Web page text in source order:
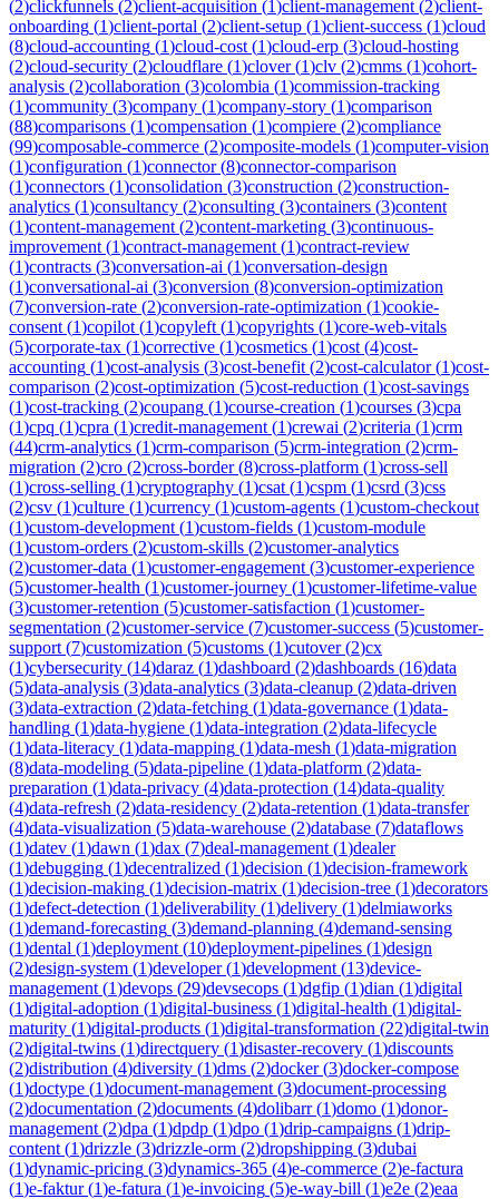
(2)clickfunnels (2)client-acquisition (1)client-management (2)client-
onboarding (1)client-portal (2)client-setup (1)client-success (1)cloud
(8)cloud-accounting (1)cloud-cost (1)cloud-erp (3)cloud-hosting
(2)cloud-security (2)cloudflare (1)clover(1)clv (2)cmms (1)cohort-
analysis (2)collaboration (3)colombia (1)commission-tracking
(1)community (3)company (1)company-story (1)comparison
(88)comparisons (1)compensation (1)compiere (2)compliance
(99)composable-commerce (2)composite-models (1)computer-vision
(1)configuration (1)connector(8)connector-comparison
(1)connectors (1)consolidation (3)construction (2)construction-
analytics (1)consultancy (2)consulting (3)containers (3)content
(1)content-management (2)content-marketing (3)continuous-
improvement (1)contract-management (1)contract-review
(1)contracts (3)conversation-ai (1)conversation-design
(1)conversational-ai (3)conversion (8)conversion-optimization
(7)conversion-rate (2)conversion-rate-optimization (1)cookie-
consent (1)copilot (1)copyleft (1)copyrights (1)core-web-vitals
(5)corporate-tax (1)corrective (1)cosmetics (1)cost (4)cost-
accounting (1)cost-analysis (3)cost-benefit (2)cost-calculator(1)cost-
comparison (2)cost-optimization (5)cost-reduction (1)cost-savings
(1)cost-tracking (2)coupang (1)course-creation (1)courses (3)cpa
(1)cpq (1)cpra (1)credit-management (1)crewai (2)criteria (1)crm
(44)crm-analytics (1)crm-comparison (5)crm-integration (2)crm-
migration (2)cro (2)cross-border(8)cross-platform (1)cross-sell
(1)cross-selling (1)cryptography (1)csat (1)cspm (1)csrd (3)css
(2)csv (1)culture (1)currency (1)custom-agents (1)custom-checkout
(1)custom-development (1)custom-fields (1)custom-module
(1)custom-orders (2)custom-skills (2)customer-analytics
(2)customer-data (1)customer-engagement (3)customer-experience
(5)customer-health (1)customer-journey (1)customer-lifetime-value
(3)customer-retention (5)customer-satisfaction (1)customer-
segmentation (2)customer-service (7)customer-success (5)customer-
support (7)customization (5)customs (1)cutover(2)cx
(1)cybersecurity (14)daraz (1)dashboard (2)dashboards (16)data
(5)data-analysis (3)data-analytics (3)data-cleanup (2)data-driven
(3)data-extraction (2)data-fetching (1)data-governance (1)data-
handling (1)data-hygiene (1)data-integration (2)data-lifecycle
(1)data-literacy (1)data-mapping (1)data-mesh (1)data-migration
(8)data-modeling (5)data-pipeline (1)data-platform (2)data-
preparation (1)data-privacy (4)data-protection (14)data-quality
(4)data-refresh (2)data-residency (2)data-retention (1)data-transfer
(4)data-visualization (5)data-warehouse (2)database (7)dataflows
(1)datev (1)dawn (1)dax (7)deal-management (1)dealer
(1)debugging (1)decentralized (1)decision (1)decision-framework
(1)decision-making (1)decision-matrix (1)decision-tree (1)decorators
(1)defect-detection (1)deliverability (1)delivery (1)delmiaworks
(1)demand-forecasting (3)demand-planning (4)demand-sensing
(1)dental (1)deployment (10)deployment-pipelines (1)design
(2)design-system (1)developer(1)development (13)device-
management (1)devops (29)devsecops (1)dgfip (1)dian (1)digital
(1)digital-adoption (1)digital-business (1)digital-health (1)digital-
maturity (1)digital-products (1)digital-transformation (22)digital-twin
(2)digital-twins (1)directquery (1)disaster-recovery (1)discounts
(2)distribution (4)diversity (1)dms (2)docker(3)docker-compose
(1)doctype (1)document-management (3)document-processing
(2)documentation (2)documents (4)dolibarr(1)domo (1)donor-
management (2)dpa (1)dpdp (1)dpo (1)drip-campaigns (1)drip-
content (1)drizzle (3)drizzle-orm (2)dropshipping (3)dubai
(1)dynamic-pricing (3)dynamics-365 (4)e-commerce (2)e-factura
(1)e-faktur(1)e-fatura (1)e-invoicing (5)e-way-bill (1)e2e (2)eaa